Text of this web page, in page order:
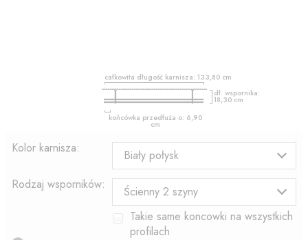
całkowita długość karnisza: 133,80cm
dł. wspornika:
18,30cm
końcówka przedłuża o: 6,90
cm
Kolor karnisza:
Biały połysk
Rodzaj wsporników:
Ścienny 2 szyny
Takie same koncowki na wszystkich
profilach